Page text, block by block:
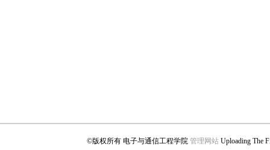
©版权所有 电子与通信工程学院 管理网站 Uploading The